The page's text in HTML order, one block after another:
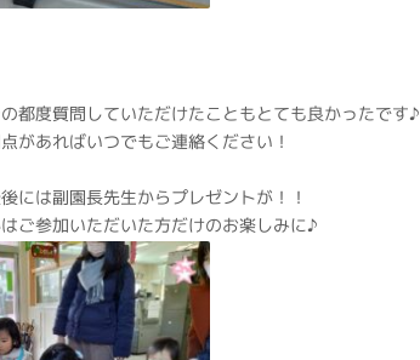
都度質問していただけたこともとても良かったです♪
があればいつでもご連絡ください！
には副園長先生からプレゼントが！！
ご参加いただいた方だけのお楽しみに♪